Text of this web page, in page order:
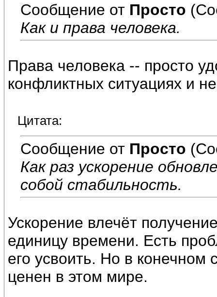
Сообщение от Просто
Как и права человека.
Права человека -- просто
конфликтных ситуациях и
Цитата:
Сообщение от Просто
Как раз ускорение
собой стабильность.
Ускорение влечёт
единицу времени. Есть
его усвоить. Но в конечном
ценен в этом мире.